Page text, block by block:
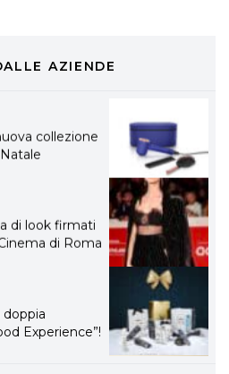
AZIENDE
2022: I
collezione
di look firmati
di Roma
Experience”!